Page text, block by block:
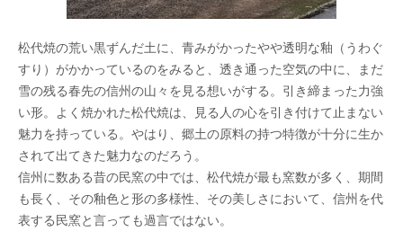
松代焼の荒い黒ずんだ土に、青みがかったやや透明な釉（うわぐ
すり）がかかっているのをみると、透き通った空気の中に、まだ
雪の残る春先の信州の山々を見る想いがする。引き締まった力強
い形。よく焼かれた松代焼は、見る人の心を引き付けて止まない
魅力を持っている。やはり、郷土の原料の持つ特徴が十分に生か
されて出てきた魅力なのだろう。
信州に数ある昔の民窯の中では、松代焼が最も窯数が多く、期間
も長く、その釉色と形の多様性、その美しさにおいて、信州を代
表する民窯と言っても過言ではない。